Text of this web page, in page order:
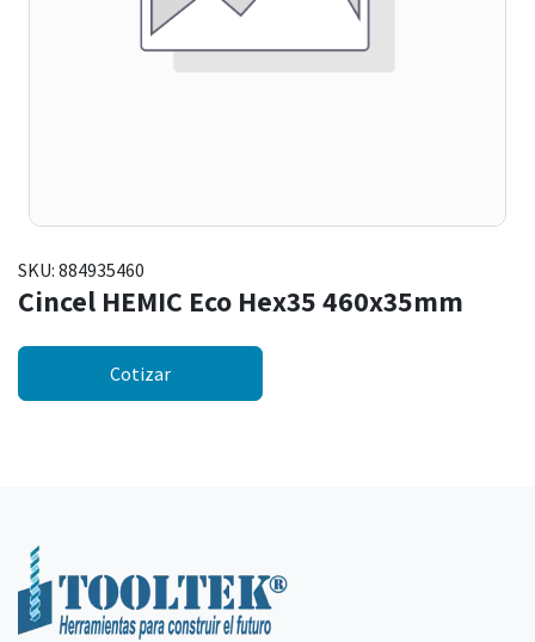
SKU: 884935460
Cincel HEMIC Eco Hex35 460x35mm
Cotizar